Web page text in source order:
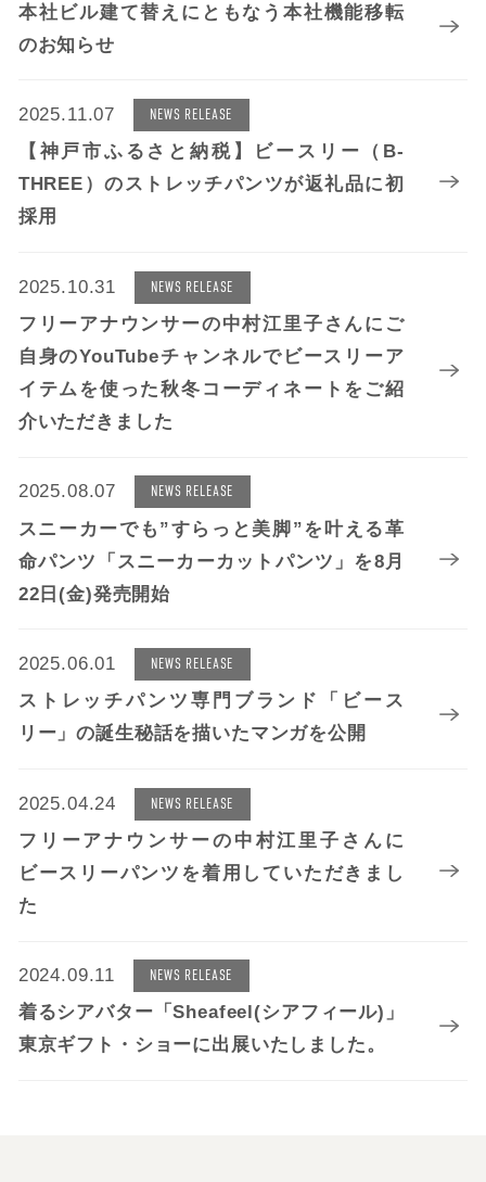
本社ビル建て替えにともなう本社機能移転
のお知らせ
2025.11.07 NEWS RELEASE
【神戸市ふるさと納税】ビースリー（B-
THREE）のストレッチパンツが返礼品に初
採用
2025.10.31 NEWS RELEASE
フリーアナウンサーの中村江里子さんにご
自身のYouTubeチャンネルでビースリーア
イテムを使った秋冬コーディネートをご紹
介いただきました
2025.08.07 NEWS RELEASE
スニーカーでも”すらっと美脚”を叶える革
命パンツ「スニーカーカットパンツ」を8月
22日(金)発売開始
2025.06.01 NEWS RELEASE
ストレッチパンツ専門ブランド「ビース
リー」の誕生秘話を描いたマンガを公開
2025.04.24 NEWS RELEASE
フリーアナウンサーの中村江里子さんに
ビースリーパンツを着用していただきまし
た
2024.09.11 NEWS RELEASE
着るシアバター「Sheafeel(シアフィール)」
東京ギフト・ショーに出展いたしました。